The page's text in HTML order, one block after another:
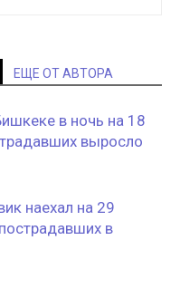
ЕЩЕ ОТ АВТОРА
в ночь на 18
выросло
наехал на 29
в